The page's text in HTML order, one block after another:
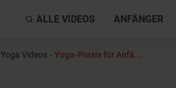
ALLE VIDEOS ANFÄNGER
Yoga Videos › Yoga-Praxis für Anfä...